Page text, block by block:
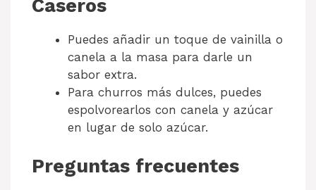
Caseros
Puedes añadir un toque de vainilla o
canela a la masa para darle un
sabor extra.
Para churros más dulces, puedes
espolvorearlos con canela y azúcar
en lugar de solo azúcar.
Preguntas frecuentes